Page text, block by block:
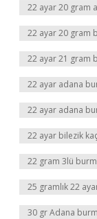
22 ayar 20 gram
22 ayar 20 gram
22 ayar 21 gram
22 ayar adana
22 ayar adana
22 ayar bilezik
22 gram 3lü
25 gramlık 22
30 gr Adana